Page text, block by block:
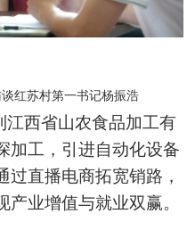
红苏村第一书记杨振浩
江西省山农食品加工有
加工，引进自动化设备
直播电商拓宽销路，
业增值与就业双赢。